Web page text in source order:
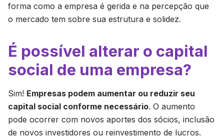
forma como a empresa é gerida e na percepção que
o mercado tem sobre sua estrutura e solidez.
É possível alterar o capital
social de uma empresa?
Sim! Empresas podem aumentar ou reduzir seu
capital social conforme necessário. O aumento
pode ocorrer com novos aportes dos sócios, inclusão
de novos investidores ou reinvestimento de lucros.